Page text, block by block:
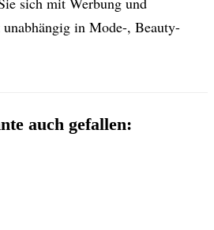
in Mode-, Beauty-
auch gefallen: